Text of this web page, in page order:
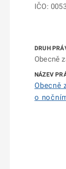
IČO:
Obecně
Obecně
o